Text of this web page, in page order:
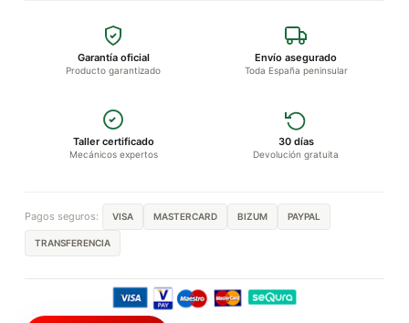
Garantía oficial
Producto garantizado
Envío asegurado
Toda España peninsular
Taller certificado
Mecánicos expertos
30 días
Devolución gratuita
Pagos seguros: VISA MASTERCARD BIZUM PAYPAL
TRANSFERENCIA